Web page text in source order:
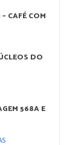
CAFÉ COM
DO
568A E